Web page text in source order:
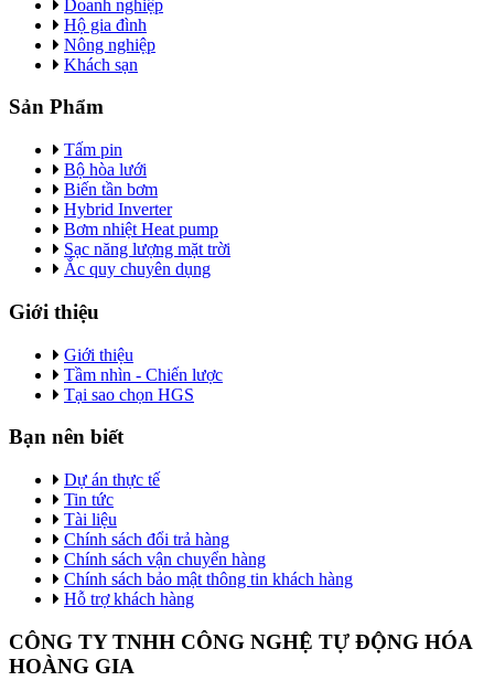
Doanh nghiệp
Hộ gia đình
Nông nghiệp
Khách sạn
Sản Phẩm
Tấm pin
Bộ hòa lưới
Biến tần bơm
Hybrid Inverter
Bơm nhiệt Heat pump
Sạc năng lượng mặt trời
Ắc quy chuyên dụng
Giới thiệu
Giới thiệu
Tầm nhìn - Chiến lược
Tại sao chọn HGS
Bạn nên biết
Dự án thực tế
Tin tức
Tài liệu
Chính sách đổi trả hàng
Chính sách vận chuyển hàng
Chính sách bảo mật thông tin khách hàng
Hỗ trợ khách hàng
CÔNG TY TNHH CÔNG NGHỆ TỰ ĐỘNG HÓA
HOÀNG GIA